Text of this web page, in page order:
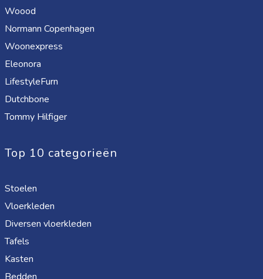
Woood
Normann Copenhagen
Woonexpress
Eleonora
LifestyleFurn
Dutchbone
Tommy Hilfiger
Top 10 categorieën
Stoelen
Vloerkleden
Diversen vloerkleden
Tafels
Kasten